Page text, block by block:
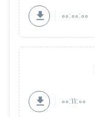
00:00:00
00:11:00